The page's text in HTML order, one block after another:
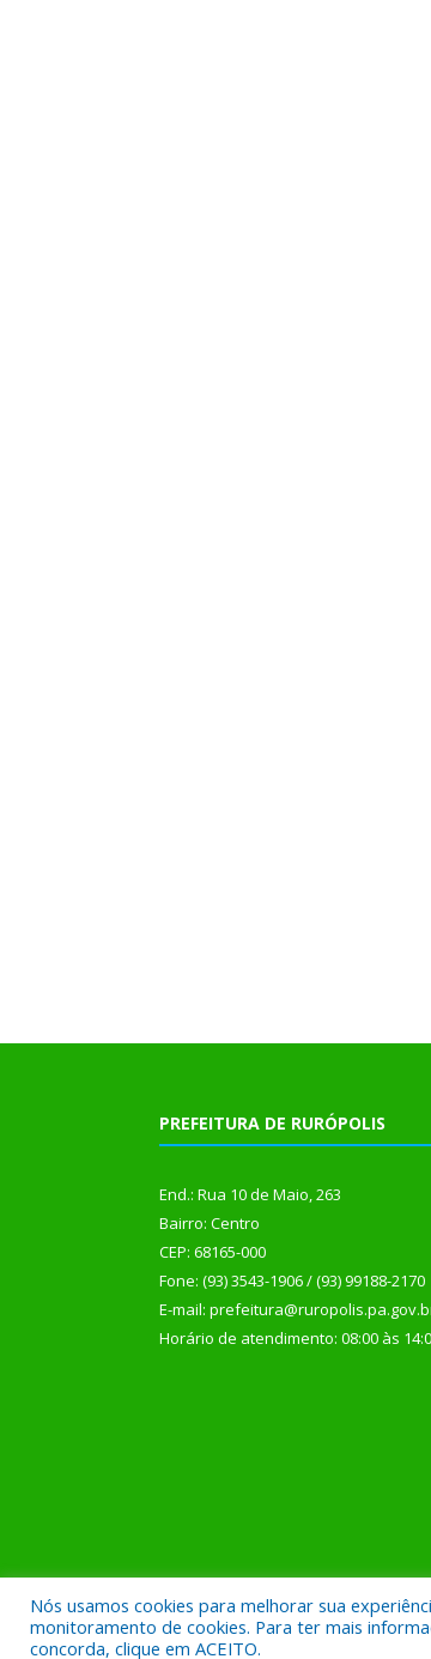
PREFEITURA DE RURÓPOLIS
End.: Rua 10 de Maio, 263
Bairro: Centro
CEP: 68165-000
Fone: (93) 3543-1906 / (93) 99188-2170
E-mail:
Horário de atendimento: 08:00 às
Todos os direitos reservados a
Nós usamos cookies para melhorar sua
monitoramento de cookies. Para ter mais
concorda, clique em ACEITO.